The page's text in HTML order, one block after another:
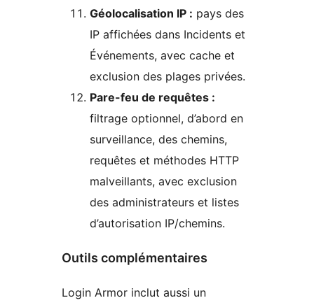
Géolocalisation IP : pays des
IP affichées dans Incidents et
Événements, avec cache et
exclusion des plages privées.
Pare-feu de requêtes :
filtrage optionnel, d’abord en
surveillance, des chemins,
requêtes et méthodes HTTP
malveillants, avec exclusion
des administrateurs et listes
d’autorisation IP/chemins.
Outils complémentaires
Login Armor inclut aussi un